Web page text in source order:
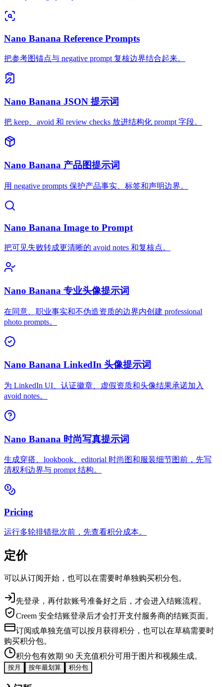
Nano Banana Reference Prompts
把参考图锚点与 negative prompt 复核边界结合起来。
Nano Banana JSON 提示词
把 keep、avoid 和 review checks 放进结构化 prompt 字段。
Nano Banana 产品图提示词
用 negative prompts 保护产品事实、标签和声明边界。
Nano Banana Image to Prompt
把可见失败转成更清晰的 avoid notes 和复核点。
Nano Banana 专业头像提示词
在同意、职业事实和不伪造资质的边界内创建 professional
photo prompts。
Nano Banana LinkedIn 头像提示词
为 LinkedIn UI、认证徽章、虚假资质和头像结果承诺加入
avoid notes。
Nano Banana 时尚写真提示词
生成穿搭、lookbook、editorial 时尚图和服装细节图前，先写
清权利边界与 prompt 结构。
Pricing
运行多轮排错批次前，先查看积分成本。
定价
可以从订阅开始，也可以在需要时单独购买积分包。
先登录，再付款账号准备好之后，才会进入结账流程。
Creem 安全结账登录后才会打开支付服务商的结账页面。
订阅或单独充值可以按月获得积分，也可以在草稿需要时
购买积分包。
积分包有效期 90 天充值积分可用于图片和视频生成。
按月 按年最划算 积分包